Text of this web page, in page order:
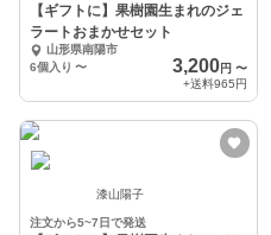
【ギフトに】果樹園生まれのジェ
ラートおまかせセット
山形県南陽市
6個入り 〜 3,200円 〜
+送料965円
漆山陽子
注文から5~7日で発送